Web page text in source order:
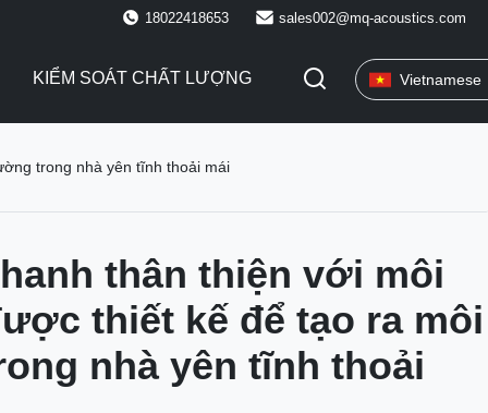
18022418653 sales002@mq-acoustics.com
KIỂM SOÁT CHẤT LƯỢNG Vietnamese
trong nhà yên tĩnh thoải mái
thân thiện với môi
thiết kế để tạo ra môi
nhà yên tĩnh thoải